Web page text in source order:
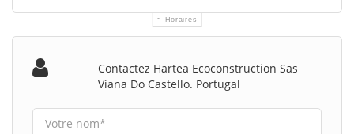
Horaires
Contactez Hartea Ecoconstruction Sas
Viana Do Castello. Portugal